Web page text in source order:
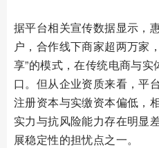
据平台相关宣传数据显示，
户，合作线下商家超两万家
享”的模式，在传统电商与
口。但从企业资质来看，平
注册资本与实缴资本偏低，
实力与抗风险能力存在明显
展稳定性的担忧点之一。